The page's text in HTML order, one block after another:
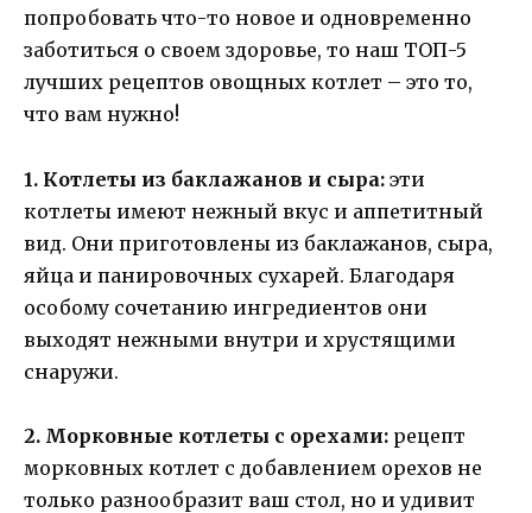
попробовать что-то новое и одновременно
заботиться о своем здоровье, то наш ТОП-5
лучших рецептов овощных котлет – это то,
что вам нужно!
1. Котлеты из баклажанов и сыра: эти
котлеты имеют нежный вкус и аппетитный
вид. Они приготовлены из баклажанов, сыра,
яйца и панировочных сухарей. Благодаря
особому сочетанию ингредиентов они
выходят нежными внутри и хрустящими
снаружи.
2. Морковные котлеты с орехами: рецепт
морковных котлет с добавлением орехов не
только разнообразит ваш стол, но и удивит